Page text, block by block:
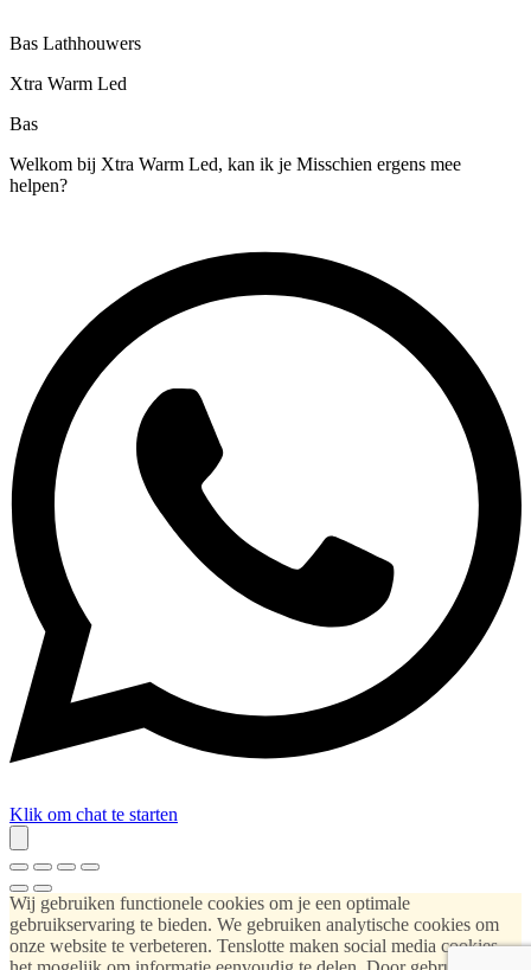
Bas Lathhouwers
Xtra Warm Led
Bas
Welkom bij Xtra Warm Led, kan ik je Misschien ergens mee
helpen?
Klik om chat te starten
Wij gebruiken functionele cookies om je een optimale
gebruikservaring te bieden. We gebruiken analytische cookies om
onze website te verbeteren. Tenslotte maken social media cookies